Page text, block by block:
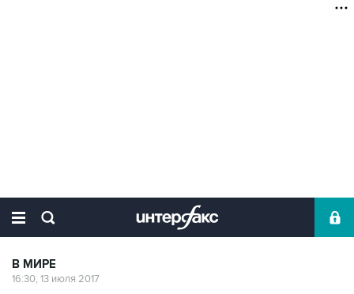
В МИРЕ
16:30, 13 июля 2017